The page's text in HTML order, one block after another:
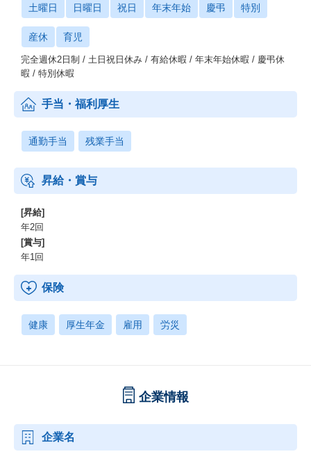
土曜日 日曜日 祝日 年末年始 慶弔 特別
産休 育児
完全週休2日制 / 土日祝日休み / 有給休暇 / 年末年始休暇 / 慶弔休
暇 / 特別休暇
手当・福利厚生
通勤手当 残業手当
昇給・賞与
[昇給]
年2回
[賞与]
年1回
保険
健康 厚生年金 雇用 労災
企業情報
企業名